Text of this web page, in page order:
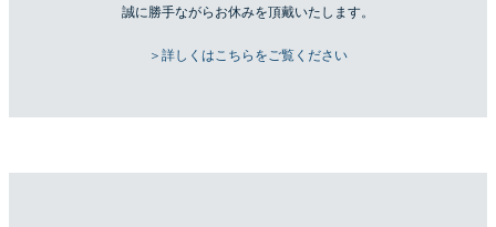
誠に勝手ながらお休みを頂戴いたします。
＞詳しくはこちらをご覧ください